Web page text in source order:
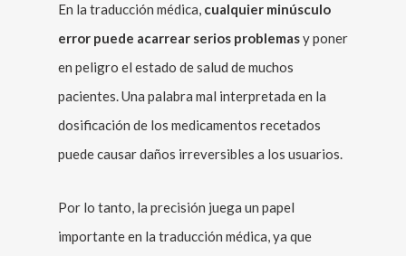
En la traducción médica, cualquier minúsculo
error puede acarrear serios problemasy poner
en peligro el estado de salud de muchos
pacientes. Una palabra mal interpretada en la
dosificación de los medicamentos recetados
puede causar daños irreversibles a los usuarios.
Por lo tanto, la precisión juega un papel
importante en la traducción médica, ya que